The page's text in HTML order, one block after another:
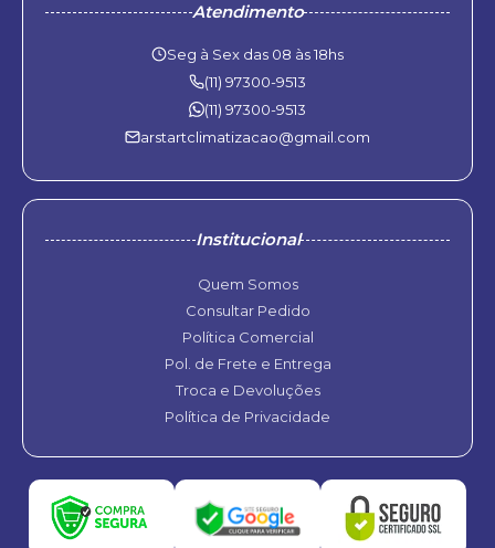
Atendimento
Seg à Sex das 08 às 18hs
(11) 97300-9513
(11) 97300-9513
arstartclimatizacao@gmail.com
Institucional
Quem Somos
Consultar Pedido
Política Comercial
Pol. de Frete e Entrega
Troca e Devoluções
Política de Privacidade